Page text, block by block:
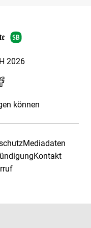
2026
können
Mediadaten
Kontakt